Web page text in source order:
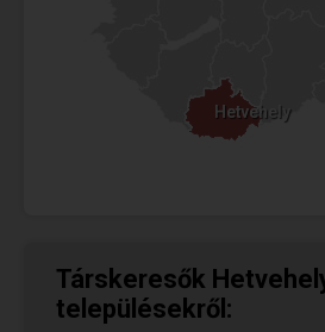
Hetvehely
Hetvehely
Társkeresők
településekről: